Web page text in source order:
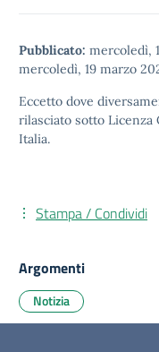
Pubblicato: mercoledì,
mercoledì, 19 marzo
Eccetto dove
rilasciato sotto Licenza
Italia.
Stampa / Condividi
Argomenti
Notizia